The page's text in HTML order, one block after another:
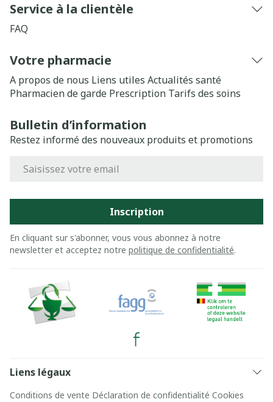
Service à la clientèle
FAQ
Votre pharmacie
A propos de nous Liens utiles Actualités santé
Pharmacien de garde Prescription Tarifs des soins
Bulletin d’information
Restez informé des nouveaux produits et promotions
Inscription
En cliquant sur s'abonner, vous vous abonnez à notre
newsletter et acceptez notre politique de confidentialité.
Liens légaux
Conditions de vente Déclaration de confidentialité Cookies